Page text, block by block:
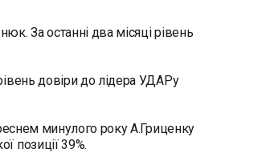
За останні два місяці рівень
довіри до лідера УДАРу
минулого року А.Гриценку
позиції 39%.